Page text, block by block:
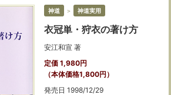
神道 ＞ 神道実用
衣冠単・狩衣の著け方
安江和宣 著
定価 1,980円
（本体価格1,800円）
発売日 1998/12/29